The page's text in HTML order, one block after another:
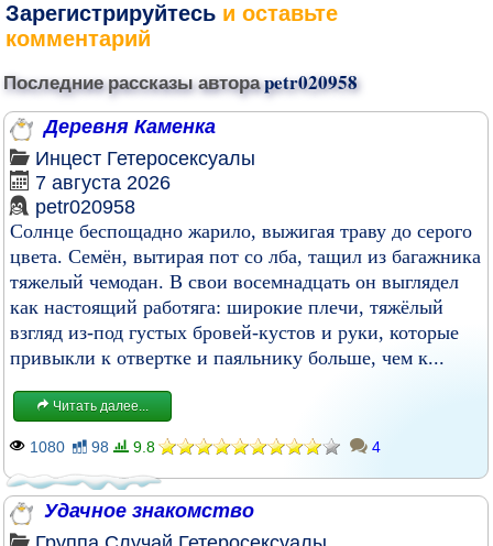
Зарегистрируйтесь и оставьте
комментарий
Последние рассказы автораpetr020958
Деревня Каменка
Инцест Гетеросексуалы
7 августа 2026
petr020958
Солнце беспощадно жарило, выжигая траву до серого
цвета. Семён, вытирая пот со лба, тащил из багажника
тяжелый чемодан. В свои восемнадцать он выглядел
как настоящий работяга: широкие плечи, тяжёлый
взгляд из-под густых бровей-кустов и руки, которые
привыкли к отвертке и паяльнику больше, чем к...
Читать далее...
1080 98 9.8 4
Удачное знакомство